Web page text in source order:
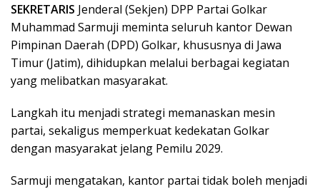
SEKRETARIS Jenderal (Sekjen) DPP Partai Golkar
Muhammad Sarmuji meminta seluruh kantor Dewan
Pimpinan Daerah (DPD) Golkar, khususnya di Jawa
Timur (Jatim), dihidupkan melalui berbagai kegiatan
yang melibatkan masyarakat.
Langkah itu menjadi strategi memanaskan mesin
partai, sekaligus memperkuat kedekatan Golkar
dengan masyarakat jelang Pemilu 2029.
Sarmuji mengatakan, kantor partai tidak boleh menjadi